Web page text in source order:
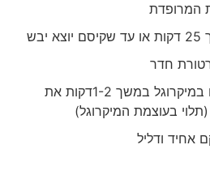
חדר
הכנת הציפוי: לחמם במיקרוגל במשך 1-2דקות את
בעוצמת המיקרוגל)
ודליל